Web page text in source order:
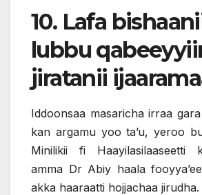
10. Lafa
lubbu
jiratanii
Iddoonsaa masaricha irraa
kan argamu yoo ta’u, yeroo
Minilikii fi Haayilasilaaseetti
amma Dr Abiy haala
akka haaraatti hojjachaa jirudha.